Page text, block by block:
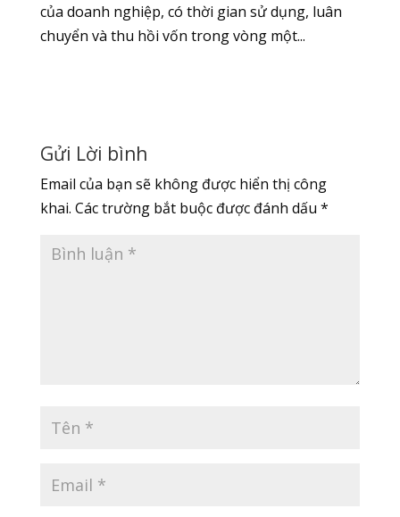
của doanh nghiệp, có thời gian sử dụng, luân
chuyển và thu hồi vốn trong vòng một...
Gửi Lời bình
Email của bạn sẽ không được hiển thị công
khai. Các trường bắt buộc được đánh dấu *